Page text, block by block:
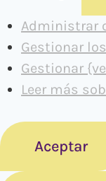
Administrar
Gestionar
Gestionar
Leer más
Aceptar